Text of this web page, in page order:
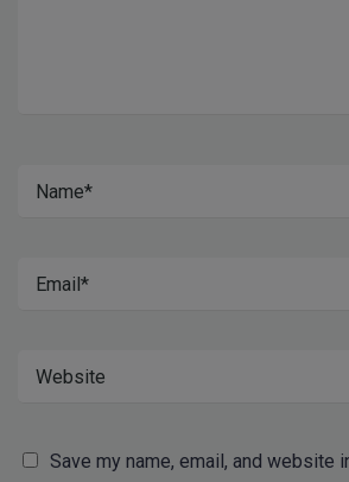
Save my name, email, and website